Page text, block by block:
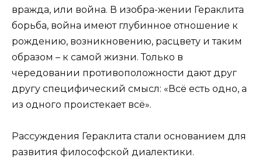
вражда, или война. В изобра-жении Гераклита
борьба, война имеют глубинное отношение к
рождению, возникновению, расцвету и таким
образом – к самой жизни. Только в
чередовании противоположности дают друг
другу специфический смысл: «Всё есть одно, а
из одного проистекает всё».
Рассуждения Гераклита стали основанием для
развития философской диалектики.